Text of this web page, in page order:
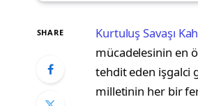
SHARE Kurtuluş Savaşı
mücadelesinin en
tehdit eden işgalci
milletinin her bir